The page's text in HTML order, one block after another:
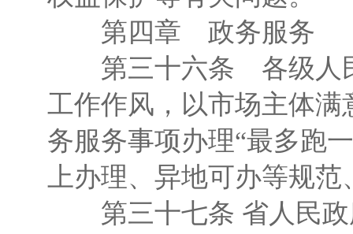
第四章 政务服务
第三十六条 各级人民
工作作风，以市场主体
务服务事项办理“最多跑
上办理、异地可办等规
第三十七条 省人民政